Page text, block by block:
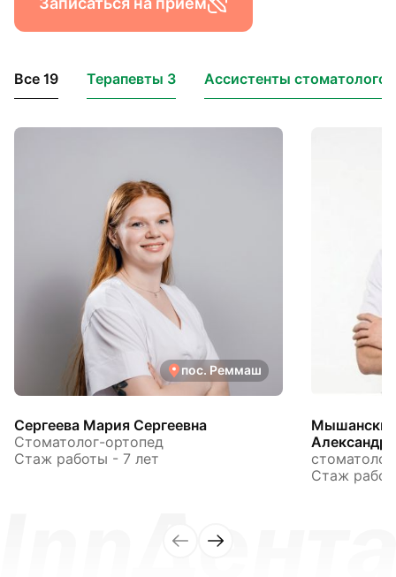
Все 19 Терапевты 3 Ассистенты
пос. Реммаш
Сергеева Мария Сергеевна
Стоматолог-ортопед
Стаж работы - 7 лет
Мышанский
Стаж